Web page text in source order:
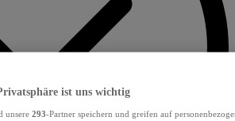
ist uns wichtig
unsere 293-Partner speichern und greifen auf